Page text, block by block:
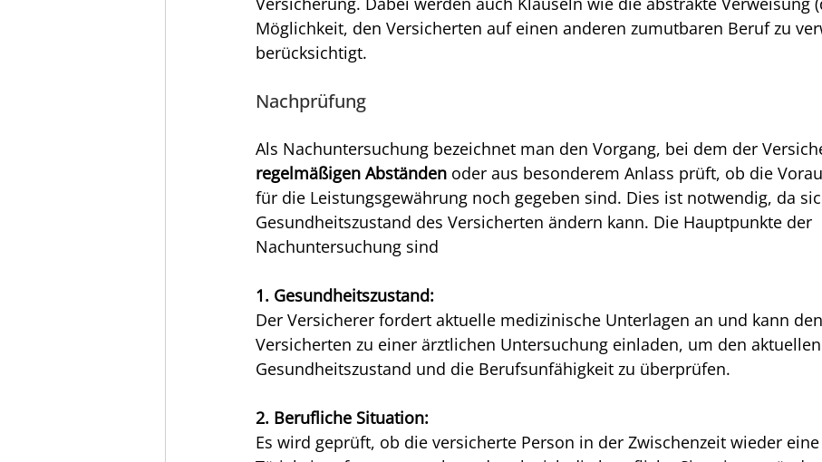
Möglichkeit, den Versicherten auf einen anderen zumutbaren Beruf zu
berücksichtigt.
Nachprüfung
Als Nachuntersuchung bezeichnet man den Vorgang, bei dem der
regelmäßigen Abständen oder aus besonderem Anlass prüft, ob die
für die Leistungsgewährung noch gegeben sind. Dies ist notwendig, da
Gesundheitszustand des Versicherten ändern kann. Die Hauptpunkte der
Nachuntersuchung sind
1. Gesundheitszustand:
Der Versicherer fordert aktuelle medizinische Unterlagen an und kann den
Versicherten zu einer ärztlichen Untersuchung einladen, um den aktuellen
Gesundheitszustand und die Berufsunfähigkeit zu überprüfen.
2. Berufliche Situation:
Es wird geprüft, ob die versicherte Person in der Zwischenzeit wieder